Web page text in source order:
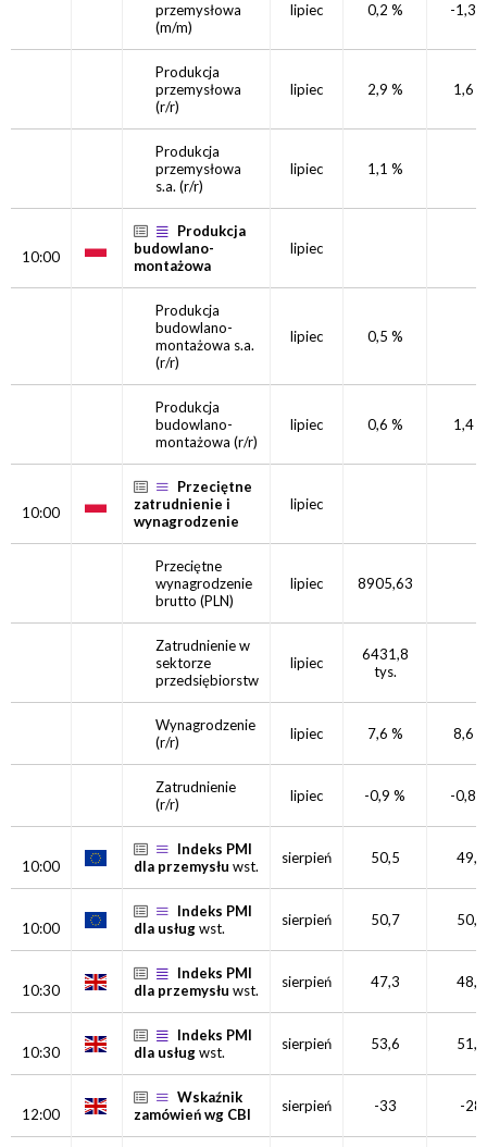
przemysłowa
(m/m)
lipiec 0,2 % -1,3
Produkcja
przemysłowa
(r/r)
lipiec 2,9 % 1,6
Produkcja
przemysłowa
s.a. (r/r)
lipiec 1,1 %
10:00
Produkcja
budowlano-
montażowa
lipiec
Produkcja
budowlano-
montażowa s.a.
(r/r)
lipiec 0,5 %
Produkcja
budowlano-
montażowa (r/r)
lipiec 0,6 % 1,4
10:00
Przeciętne
zatrudnienie i
wynagrodzenie
lipiec
Przeciętne
wynagrodzenie
brutto (PLN)
lipiec 8905,63
Zatrudnienie w
sektorze
przedsiębiorstw
lipiec
6431,8
tys.
Wynagrodzenie
(r/r)
lipiec 7,6 % 8,6
Zatrudnienie
(r/r)
lipiec -0,9 % -0,8
10:00
Indeks PMI
dla przemysłu wst. sierpień 50,5 49,5
10:00
Indeks PMI
dla usługwst. sierpień 50,7 50,8
10:30
Indeks PMI
dla przemysłu wst. sierpień 47,3 48,3
10:30
Indeks PMI
dla usługwst. sierpień 53,6 51,9
12:00
Wskaźnik
zamówień wg CBI
sierpień -33 -28